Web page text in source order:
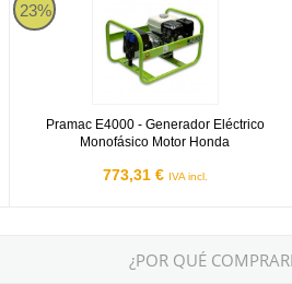
23%
Pramac E4000 - Generador Eléctrico
Monofásico Motor Honda
773,31 € IVA incl.
¿POR QUÉ